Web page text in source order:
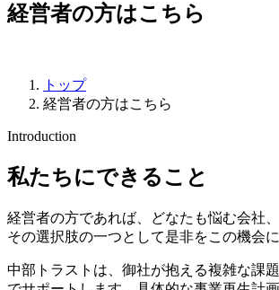
経営者の方はこちら
トップ
経営者の方はこちら
Introduction
私たちにできること
経営者の方であれば、どなたも悩む会社、
その選択肢の一つとして是非をこの機会
中部トラストは、御社が抱える複雑な課